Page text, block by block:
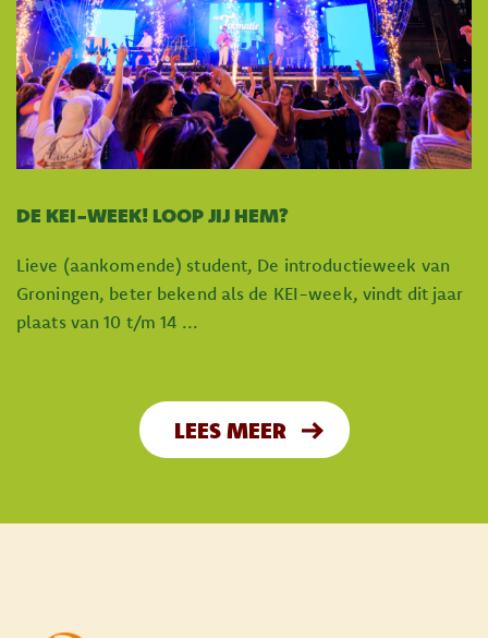
DE KEI-WEEK! LOOP JIJ HEM?
Lieve (aankomende) student, De introductieweek van
Groningen, beter bekend als de KEI-week, vindt dit jaar
plaats van 10 t/m 14 ...
LEES MEER